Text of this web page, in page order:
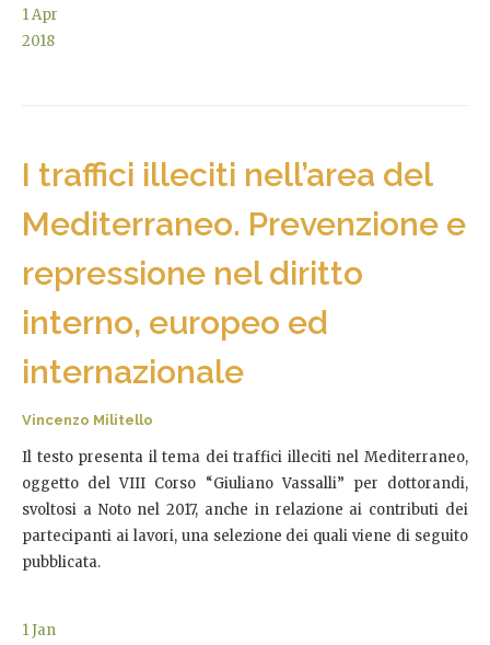
1Apr
2018
I traffici illeciti nell’area del
Mediterraneo. Prevenzione e
repressione nel diritto
interno, europeo ed
internazionale
Vincenzo Militello
Il testo presenta il tema dei traffici illeciti nel Mediterraneo,
oggetto del VIII Corso “Giuliano Vassalli” per dottorandi,
svoltosi a Noto nel 2017, anche in relazione ai contributi dei
partecipanti ai lavori, una selezione dei quali viene di seguito
pubblicata.
1Jan